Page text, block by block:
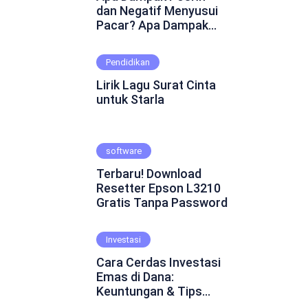
dan Negatif Menyusui
Pacar? Apa Dampak
Menyusui Pacar?
Mungkin ini adalah
pertanyaan yang
muncul dalam
fenomena yang cukup
kontroversial dalam
hubungan asmara.
Beberapa orang
percaya bahwa
menyusui pacar dapat
emosional dan
menghadirkan
keintiman yang lebih
dalam. Namun, ada juga
yang skeptis dan
Pendidikan
Lirik Lagu Surat Cinta
untuk Starla
software
Terbaru! Download
Resetter Epson L3210
Gratis Tanpa Password
Investasi
Cara Cerdas Investasi
Emas di Dana:
Keuntungan & Tips